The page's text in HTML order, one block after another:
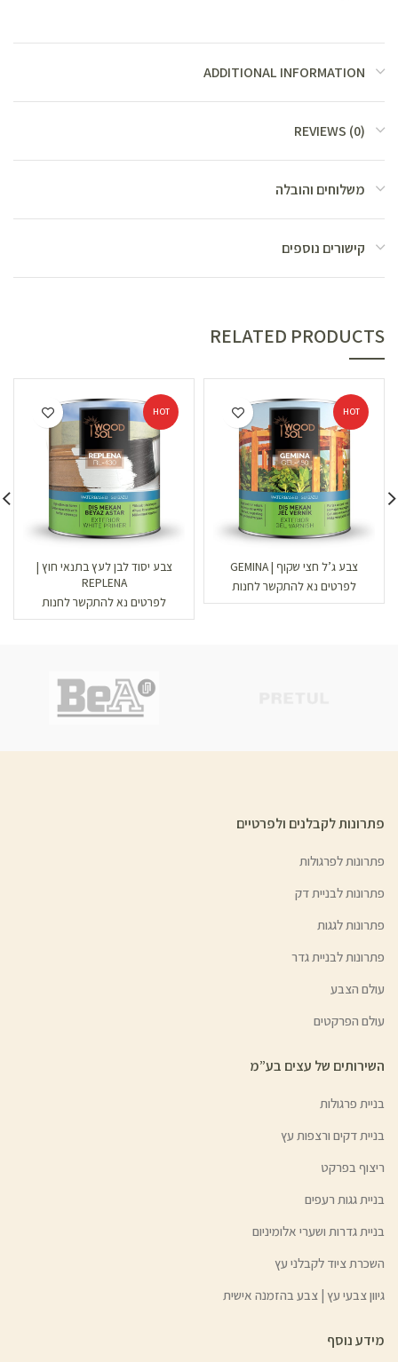
ADDITIONAL INFORMATION
REVIEWS (0)
משלוחים והובלה
קישורים נוספים
RELATED PRODUCTS
HOT
צבע ג’ל חצי שקוף | GEMINA
לפרטים נא להתקשר לחנות
HOT
צבע יסוד לבן לעץ בתנאי חוץ |
REPLENA
לפרטים נא להתקשר לחנות
פתרונות לקבלנים ולפרטיים
פתרונות לפרגולות
פתרונות לבניית דק
פתרונות לגגות
פתרונות לבניית גדר
עולם הצבע
עולם הפרקטים
השירותים של עצים בע”מ
בניית פרגולות
בניית דקים ורצפות עץ
ריצוף בפרקט
בניית גגות רעפים
בניית גדרות ושערי אלומיניום
השכרת ציוד לקבלני עץ
גיוון צבעי עץ | צבע בהזמנה אישית
מידע נוסף